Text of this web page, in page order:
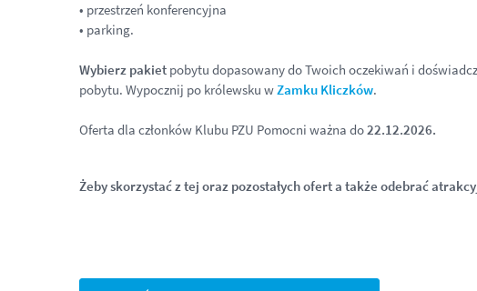
• przestrzeń konferencyjna
• parking.
Wybierz pakiet pobytu dopasowany do Twoich oczekiwań i
pobytu. Wypocznij po królewsku wZamku Kliczków.
Oferta dla członków Klubu PZU Pomocni ważna do22.12.2026.
Żeby skorzystać z tej oraz pozostałych ofert a także odebrać